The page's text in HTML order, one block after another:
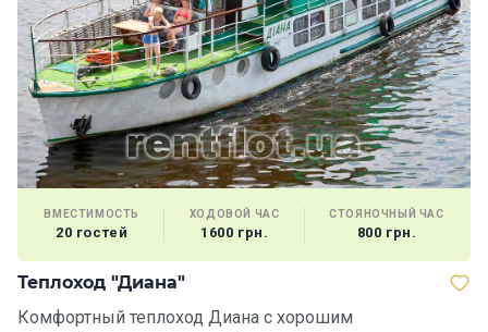
ВМЕСТИМОСТЬ
20 гостей
ХОДОВОЙ ЧАС
1600 грн.
СТОЯНОЧНЫЙ ЧАС
800 грн.
Теплоход "Диана"
Комфортный теплоход Диана c хорошим